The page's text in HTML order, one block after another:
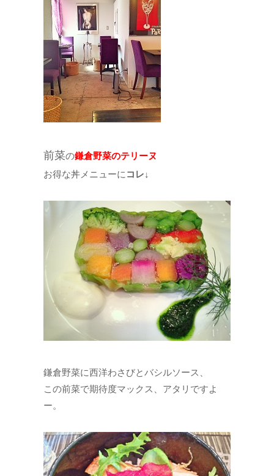
前菜の鎌倉野菜のテリーヌ
お得な丼メニューに コレ↓
鎌倉野菜に西洋わさびとバシルソース、
この前菜で期待度マックス、アタリですよ
ー。